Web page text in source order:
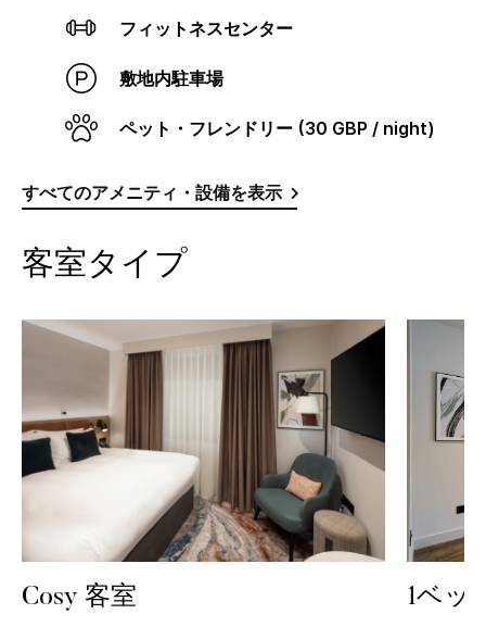
フィットネスセンター
敷地内駐車場
ペット・フレンドリー (30 GBP / night)
すべてのアメニティ・設備を表示
客室タイプ
Cosy 客室 1ベッ